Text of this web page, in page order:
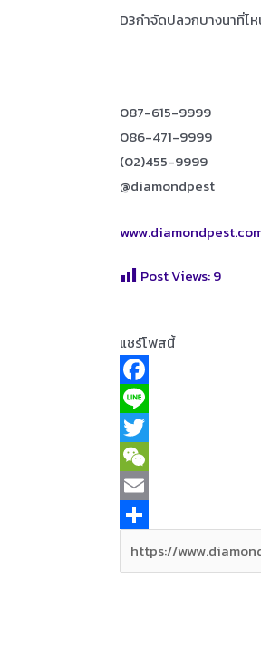
D3กำจัดปลวกบางนาที่ไห
087-615-9999
086-471-9999
(02)455-9999
@diamondpest
Post Views:9
แชร์โฟสนี้
F
a
c
e
b
o
L
i
n
e
T
w
t
W
e
h
E
a
h